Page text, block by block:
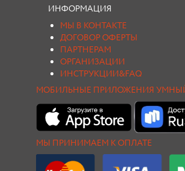
ИНФОРМАЦИЯ
МЫ В КОНТАКТЕ
ДОГОВОР ОФЕРТЫ
ПАРТНЕРАМ
ОРГАНИЗАЦИИ
ИНСТРУКЦИИ&FAQ
МОБИЛЬНЫЕ ПРИЛОЖЕНИЯ
МЫ ПРИНИМАЕМ К ОПЛАТЕ